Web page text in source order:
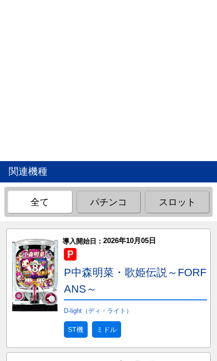
関連機種
全て パチンコ スロット
導入開始日： 2026年10月05日
P中森明菜・歌姫伝説～FORF
ANS～
D-light（ディ・ライト）
ST機 ミドル